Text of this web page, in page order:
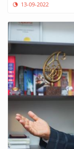
13-09-2022